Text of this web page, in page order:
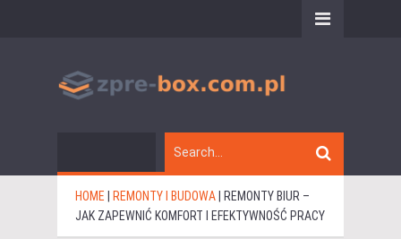
HOME REMONTY I BUDOWA
REMONTY BIUR –
JAK ZAPEWNIĆ KOMFORT I EFEKTYWNOŚĆ PRACY